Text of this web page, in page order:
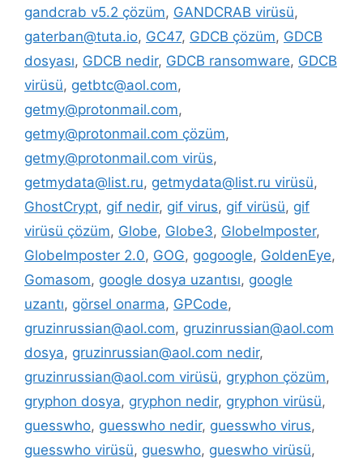
gandcrab v5.2 çözüm, GANDCRAB virüsü,
gaterban@tuta.io, GC47, GDCB çözüm, GDCB
dosyası, GDCB nedir, GDCB ransomware, GDCB
virüsü, getbtc@aol.com,
getmy@protonmail.com,
getmy@protonmail.com çözüm,
getmy@protonmail.com virüs,
getmydata@list.ru, getmydata@list.ru virüsü,
GhostCrypt, gif nedir, gif virus, gif virüsü, gif
virüsü çözüm, Globe, Globe3, GlobeImposter,
GlobeImposter 2.0, GOG, gogoogle, GoldenEye,
Gomasom, google dosya uzantısı, google
uzantı, görsel onarma, GPCode,
gruzinrussian@aol.com, gruzinrussian@aol.com
dosya, gruzinrussian@aol.com nedir,
gruzinrussian@aol.com virüsü, gryphon çözüm,
gryphon dosya, gryphon nedir, gryphon virüsü,
guesswho, guesswho nedir, guesswho virus,
guesswho virüsü, gueswho, gueswho virüsü,